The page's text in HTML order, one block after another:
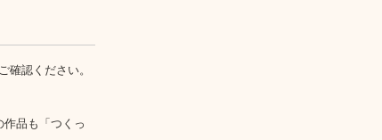
確認ください。
品も「つくっ